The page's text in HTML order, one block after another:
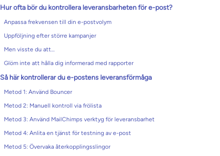
Hur ofta bör du kontrollera leveransbarheten för e-post?
Anpassa frekvensen till din e-postvolym
Uppföljning efter större kampanjer
Men visste du att…
Glöm inte att hålla dig informerad med rapporter
Så här kontrollerar du e-postens leveransförmåga
Metod 1: Använd Bouncer
Metod 2: Manuell kontroll via frölista
Metod 3: Använd MailChimps verktyg för leveransbarhet
Metod 4: Anlita en tjänst för testning av e-post
Metod 5: Övervaka återkopplingsslingor